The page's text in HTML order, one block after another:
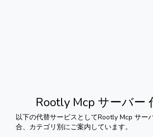
Rootly Mcp サーバー
以下の代替サービスとしてRootly Mcp サー
合、カテゴリ別にご案内しています。